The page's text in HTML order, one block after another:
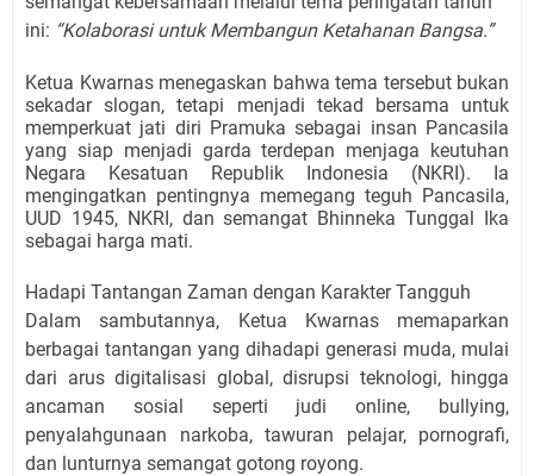
ini: “Kolaborasi untuk Membangun Ketahanan Bangsa.”
Ketua Kwarnas menegaskan bahwa tema tersebut bukan
sekadar slogan, tetapi menjadi tekad bersama untuk
memperkuat jati diri Pramuka sebagai insan Pancasila
yang siap menjadi garda terdepan menjaga keutuhan
Negara Kesatuan Republik Indonesia (NKRI). Ia
mengingatkan pentingnya memegang teguh Pancasila,
UUD 1945, NKRI, dan semangat Bhinneka Tunggal Ika
sebagai harga mati.
Hadapi Tantangan Zaman dengan Karakter Tangguh
Dalam sambutannya, Ketua Kwarnas memaparkan
berbagai tantangan yang dihadapi generasi muda, mulai
dari arus digitalisasi global, disrupsi teknologi, hingga
ancaman sosial seperti judi online, bullying,
penyalahgunaan narkoba, tawuran pelajar, pornografi,
dan lunturnya semangat gotong royong.